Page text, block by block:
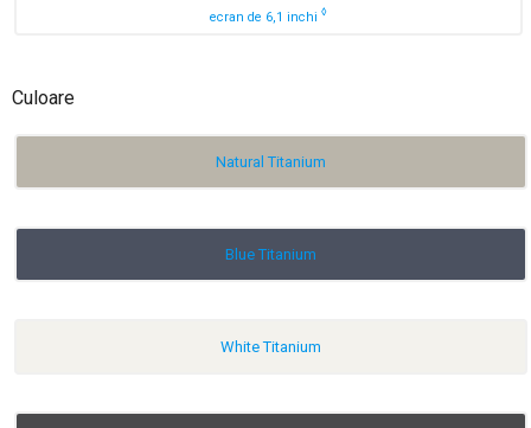
ecran de 6,1 inchi ◊
Culoare
Natural Titanium
Blue Titanium
White Titanium